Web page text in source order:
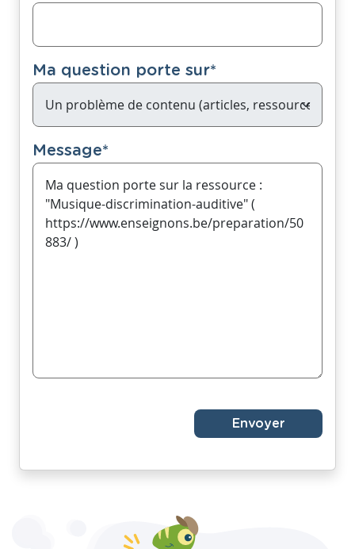
Ma question porte sur*
Message*
Envoyer